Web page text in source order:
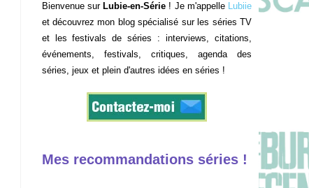
Bienvenue sur Lubie-en-Série ! Je m'appelle Lubiie
et découvrez mon blog spécialisé sur les séries TV
et les festivals de séries : interviews, citations,
événements, festivals, critiques, agenda des
séries, jeux et plein d'autres idées en séries !
Mes recommandations séries !